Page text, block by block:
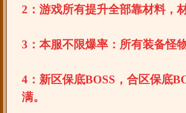
2：游戏所有提升全部靠材料，
3：本服不限爆率：所有装备怪
4：新区保底BOSS，合区保底
满。